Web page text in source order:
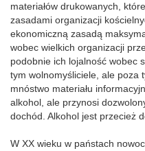
materiałów drukowanych,
zasadami organizacji
ekonomiczną zasadą
wobec wielkich organizacji
podobnie ich lojalność wobec
tym wolnomyśliciele, ale poza
mnóstwo materiału
alkohol, ale przynosi
dochód. Alkohol jest przecież
W XX wieku w państach